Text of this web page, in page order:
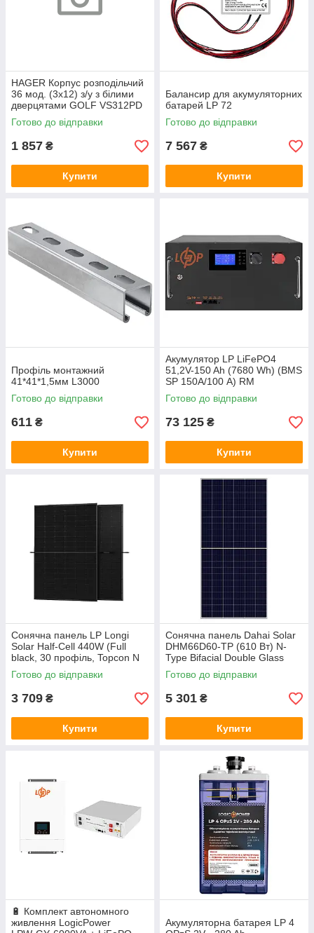
HAGER Корпус розподільчий
36 мод. (3х12) з/у з білими
дверцятами GOLF VS312PD
Готово до відправки
1 857 ₴
Купити
Балансир для акумуляторних
батарей LP 72
Готово до відправки
7 567 ₴
Купити
Профіль монтажний
41*41*1,5мм L3000
Готово до відправки
611 ₴
Купити
Акумулятор LP LiFePO4
51,2V-150 Ah (7680 Wh) (BMS
SP 150A/100 А) RM
RS485/CAN LCD BL
Готово до відправки
73 125 ₴
Купити
Сонячна панель LP Longi
Solar Half-Cell 440W (Full
black, 30 профіль, Topcon N
Bi-facial, монокристал) Уцінка
Готово до відправки
3 709 ₴
Купити
Сонячна панель Dahai Solar
DHM66D60-TP (610 Вт) N-
Type Bifacial Double Glass
Готово до відправки
5 301 ₴
Купити
🔋 Комплект автономного
живлення LogicPower
Акумуляторна батарея LP 4